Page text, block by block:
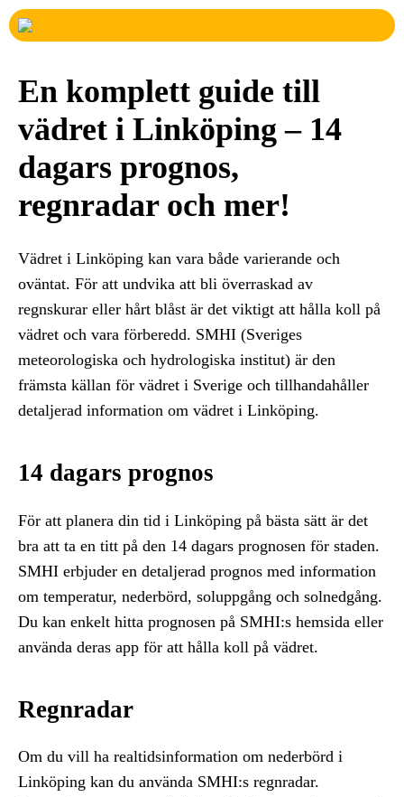
En komplett guide till
vädret i Linköping – 14
dagars prognos,
regnradar och mer!
Vädret i Linköping kan vara både varierande och
oväntat. För att undvika att bli överraskad av
regnskurar eller hårt blåst är det viktigt att hålla koll på
vädret och vara förberedd. SMHI (Sveriges
meteorologiska och hydrologiska institut) är den
främsta källan för vädret i Sverige och tillhandahåller
detaljerad information om vädret i Linköping.
14 dagars prognos
För att planera din tid i Linköping på bästa sätt är det
bra att ta en titt på den 14 dagars prognosen för staden.
SMHI erbjuder en detaljerad prognos med information
om temperatur, nederbörd, soluppgång och solnedgång.
Du kan enkelt hitta prognosen på SMHI:s hemsida eller
använda deras app för att hålla koll på vädret.
Regnradar
Om du vill ha realtidsinformation om nederbörd i
Linköping kan du använda SMHI:s regnradar.